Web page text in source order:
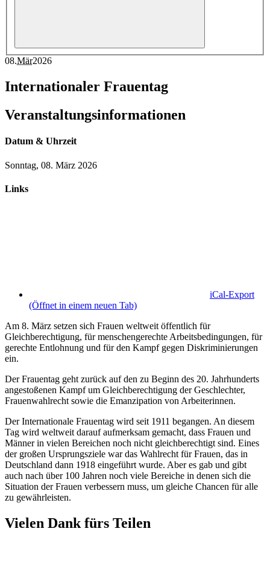
08.Mär2026
Internationaler Frauentag
Veranstaltungsinformationen
Datum & Uhrzeit
Sonntag, 08. März 2026
Links
iCal-Export
(Öffnet in einem neuen Tab)
Am 8. März setzen sich Frauen weltweit öffentlich für
Gleichberechtigung, für menschengerechte Arbeitsbedingungen, für
gerechte Entlohnung und für den Kampf gegen Diskriminierungen
ein.
Der Frauentag geht zurück auf den zu Beginn des 20. Jahrhunderts
angestoßenen Kampf um Gleichberechtigung der Geschlechter,
Frauenwahlrecht sowie die Emanzipation von Arbeiterinnen.
Der Internationale Frauentag wird seit 1911 begangen. An diesem
Tag wird weltweit darauf aufmerksam gemacht, dass Frauen und
Männer in vielen Bereichen noch nicht gleichberechtigt sind. Eines
der großen Ursprungsziele war das Wahlrecht für Frauen, das in
Deutschland dann 1918 eingeführt wurde. Aber es gab und gibt
auch nach über 100 Jahren noch viele Bereiche in denen sich die
Situation der Frauen verbessern muss, um gleiche Chancen für alle
zu gewährleisten.
Vielen Dank fürs Teilen